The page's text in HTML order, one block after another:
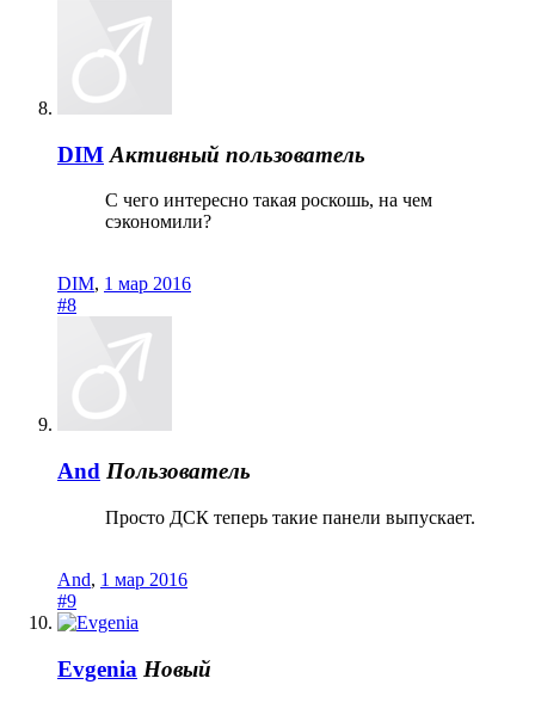
DIM Активный пользователь
С чего интересно такая роскошь, на чем
сэкономили?
DIM, 1 мар 2016
#8
And Пользователь
Просто ДСК теперь такие панели выпускает.
And, 1 мар 2016
#9
Evgenia Новый